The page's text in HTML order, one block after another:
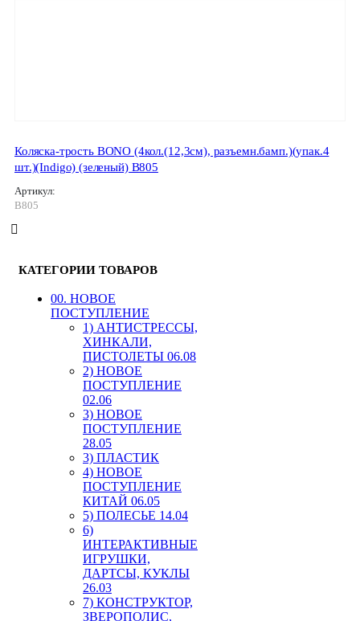
Коляска-трость BONO (4кол.(12,3см), разъемн.бамп.)(упак.4
шт.)(Indigo) (зеленый) B805
Артикул:
B805
КАТЕГОРИИ ТОВАРОВ
00. HОВОЕ
ПОСТУПЛЕНИЕ
1) АНТИСТРЕССЫ,
ХИНКАЛИ,
ПИСТОЛЕТЫ 06.08
2) НОВОЕ
ПОСТУПЛЕНИЕ
02.06
3) НОВОЕ
ПОСТУПЛЕНИЕ
28.05
3) ПЛАСТИК
4) НОВОЕ
ПОСТУПЛЕНИЕ
КИТАЙ 06.05
5) ПОЛЕСЬЕ 14.04
6)
ИНТЕРАКТИВНЫЕ
ИГРУШКИ,
ДАРТСЫ, КУКЛЫ
26.03
7) КОНСТРУКТОР,
ЗВЕРОПОЛИС,